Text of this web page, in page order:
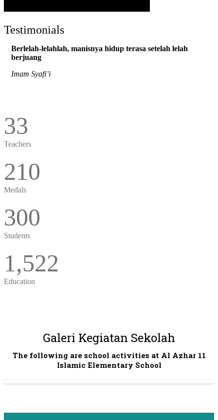
Testimonials
Berlelah-lelahlah, manisnya hidup terasa setelah lelah
berjuang
Imam Syafi’i
33
Teachers
210
Medals
300
Students
1,522
Education
Galeri Kegiatan Sekolah
The following are school activities at Al Azhar 11
Islamic Elementary School